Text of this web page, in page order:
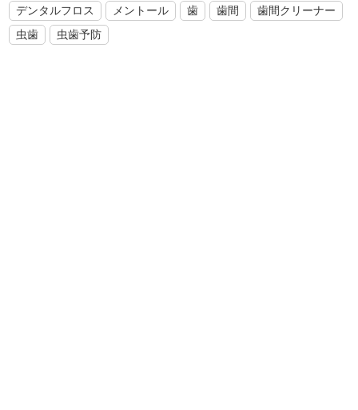
デンタルフロス メントール 歯 歯間
歯間クリーナー
虫歯
虫歯予防